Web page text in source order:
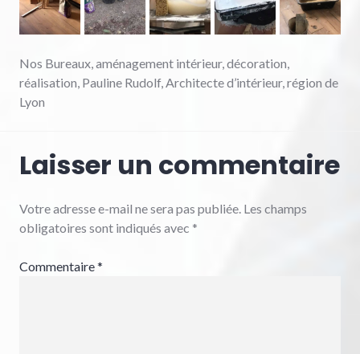
Nos Bureaux, aménagement intérieur, décoration,
réalisation, Pauline Rudolf, Architecte d’intérieur, région de
Lyon
Laisser un commentaire
Votre adresse e-mail ne sera pas publiée. Les champs
obligatoires sont indiqués avec *
Commentaire*